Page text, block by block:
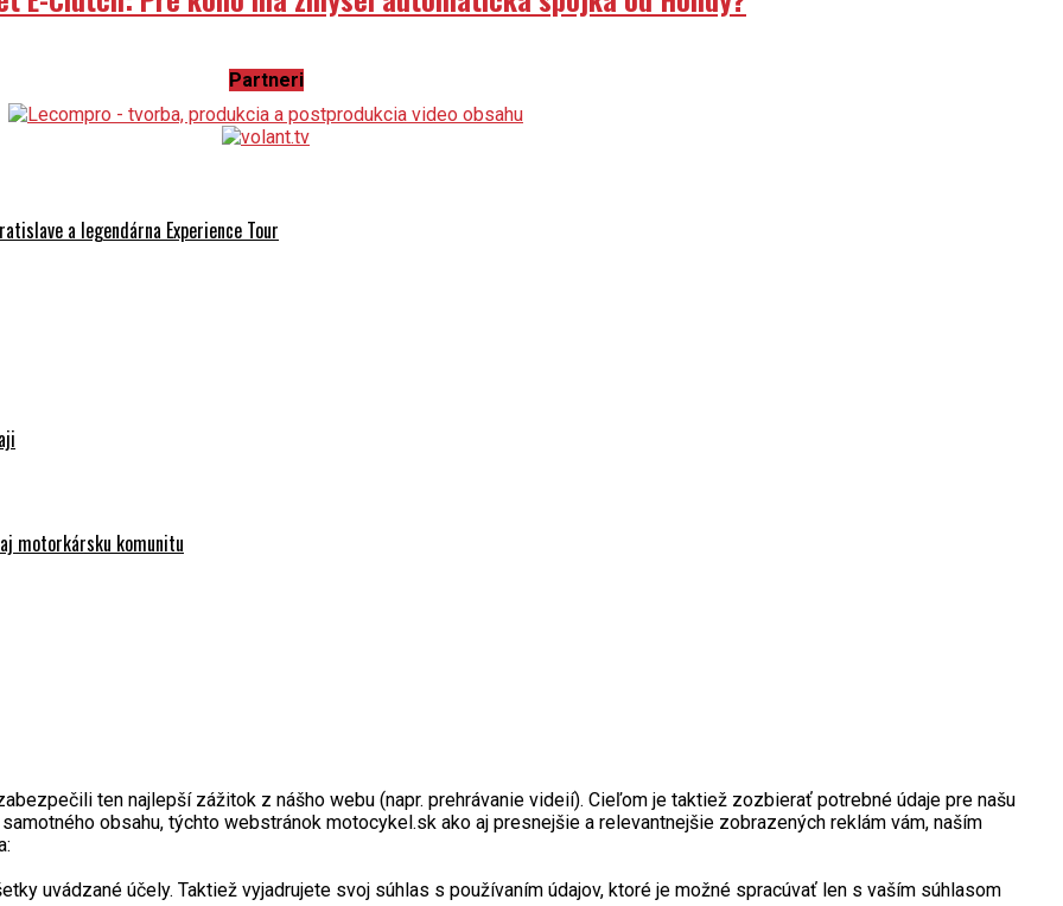
motorkársky sviatok roku
motorkársku komunitu
obsahu, týchto webstránok motocykel.sk ako aj presnejšie a relevantnejšie zobrazených reklám vám, naším